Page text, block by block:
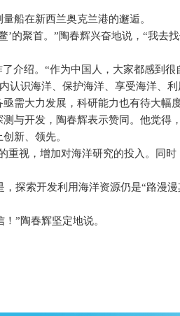
船在新西兰奥克兰港的邂逅。
’的聚首。”陶春辉兴奋地说，“我去
介绍。“作为中国人，大家都感到很
认识海洋、保护海洋、享受海洋、
需大力发展，科研能力也有待大幅
与开发，陶春辉表示赞同。他觉得
新、领先。
重视，增加对海洋研究的投入。同时
探索开发利用海洋资源仍是“路漫
”陶春辉坚定地说。